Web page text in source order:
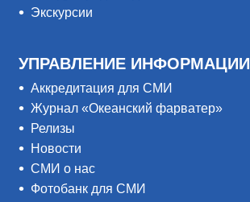
Экскурсии
УПРАВЛЕНИЕ ИНФОРМАЦИИ
Аккредитация для СМИ
Журнал «Океанский фарватер»
Релизы
Новости
СМИ о нас
Фотобанк для СМИ